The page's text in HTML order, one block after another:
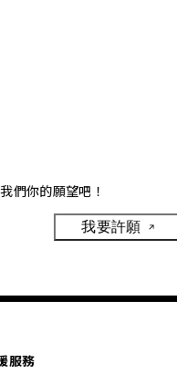
們你的願望吧！
我要許願
服務